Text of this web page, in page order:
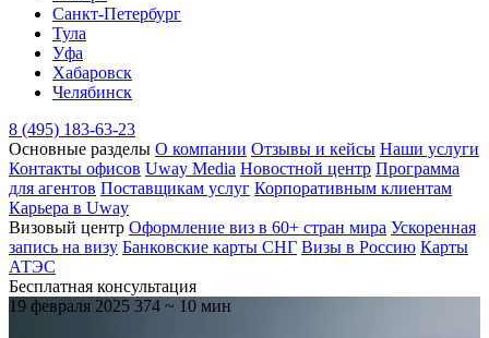
Санкт-Петербург
Тула
Уфа
Хабаровск
Челябинск
8 (495) 183-63-23
Основные разделы О компании Отзывы и кейсы Наши услуги
Контакты офисов Uway Media Новостной центр Программа
для агентов Поставщикам услуг Корпоративным клиентам
Карьера в Uway
Визовый центр Оформление виз в 60+ стран мира Ускоренная
запись на визу Банковские карты СНГ Визы в Россию Карты
АТЭС
Бесплатная консультация
19 февраля 2025 374 ~ 10 мин